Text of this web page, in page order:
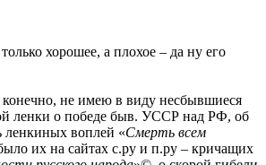
хорошее, а плохое – да ну его
не имею в виду несбывшиеся
ленки о победе быв. УССР над РФ, об
воплей «Смерть всем
их на сайтах с.ру и п.ру – кричащих